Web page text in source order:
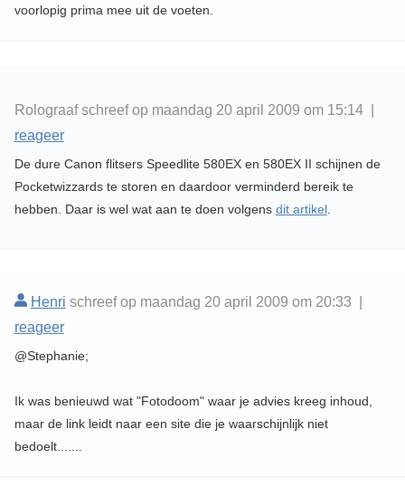
voorlopig prima mee uit de voeten.
Rolograaf schreef op maandag 20 april 2009 om 15:14 |
reageer
De dure Canon flitsers Speedlite 580EX en 580EX II schijnen de
Pocketwizzards te storen en daardoor verminderd bereik te
hebben. Daar is wel wat aan te doen volgens dit artikel.
Henri schreef op maandag 20 april 2009 om 20:33 |
reageer
@Stephanie;
Ik was benieuwd wat "Fotodoom" waar je advies kreeg inhoud,
maar de link leidt naar een site die je waarschijnlijk niet
bedoelt.......